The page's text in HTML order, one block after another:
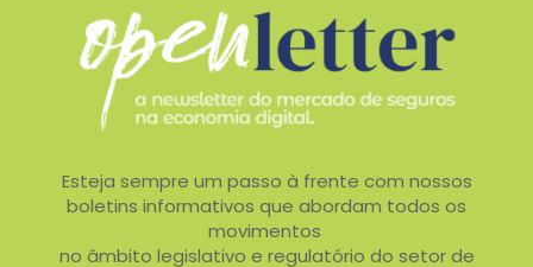
Esteja sempre um passo à frente com nossos
boletins informativos que abordam todos os
movimentos
no âmbito legislativo e regulatório do setor de